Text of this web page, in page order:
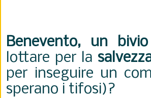
Benevento, un
lottare per la
per inseguire un
sperano i tifosi)?